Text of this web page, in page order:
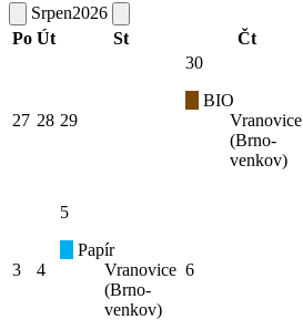
Srpen2026
Po Út St Čt
27 28 29
30
BIO
Vranovice
(Brno-
venkov)
3 4
5
Papír
Vranovice
(Brno-
venkov)
6